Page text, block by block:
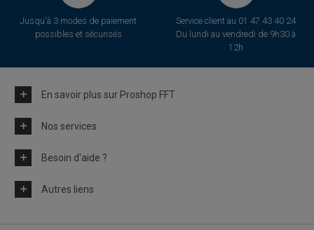
Jusqu'à 3 modes de paiement
possibles et sécurisés
Service client au 01 47 43 40 24
Du lundi au vendredi de 9h30 à
12h
En savoir plus sur Proshop FFT
Nos services
Besoin d'aide ?
Autres liens